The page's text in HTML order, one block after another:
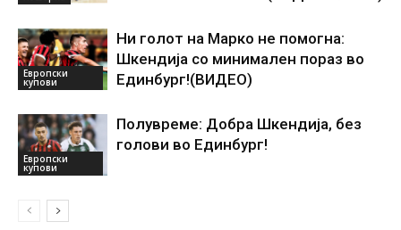
Европски
купови
Ни голот на Марко не помогна:
Шкендија со минимален пораз во
Единбург!(ВИДЕО)
Европски
купови
Полувреме: Добра Шкендија, без
голови во Единбург!